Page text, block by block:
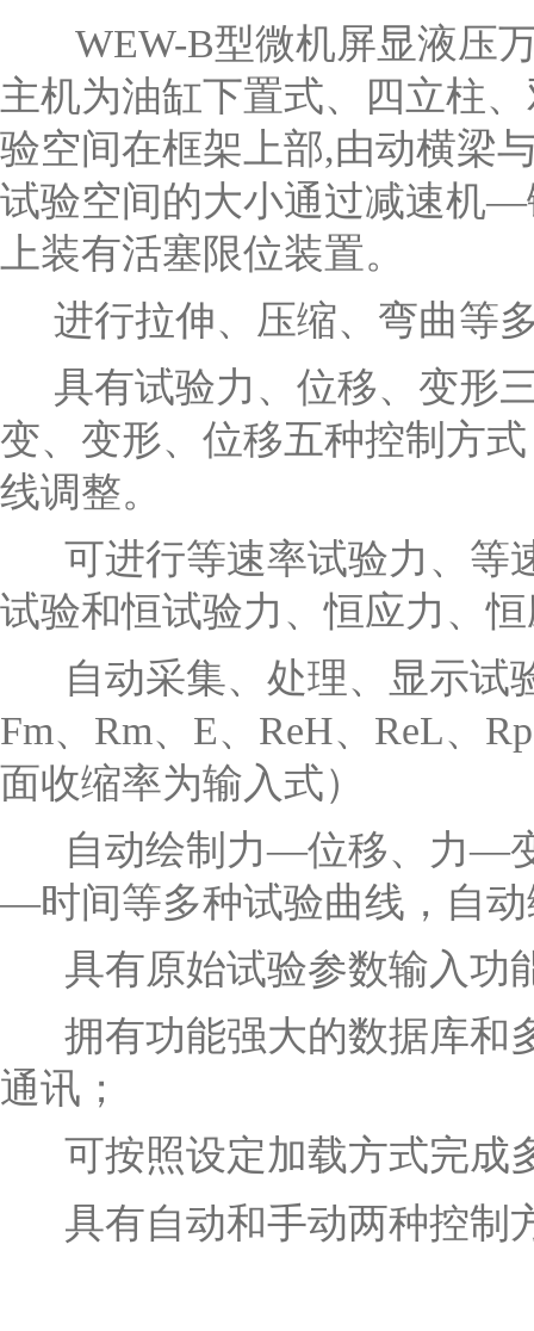
WEW-B型微机屏显液压
主机为油缸下置式、四立柱
验空间在框架上部,由动横梁
试验空间的大小通过减速机
上装有活塞限位装置。
进行拉伸、压缩、弯曲等
具有试验力、位移、变形
变、变形、位移五种控制方
线调整。
可进行等速率试验力、等
试验和恒试验力、恒应力、
自动采集、处理、显示试
Fm、Rm、E、ReH、ReL、
面收缩率为输入式）
自动绘制力—位移、力—
—时间等多种试验曲线，自
具有原始试验参数输入功
拥有功能强大的数据库和
通讯；
可按照设定加载方式完成
具有自动和手动两种控制